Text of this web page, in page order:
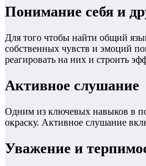
Понимание себя и
Для того чтобы найти общий
собственных чувств и эмоций
реагировать на них и строить
Активное слушание
Одним из ключевых навыков в
окраску. Активное слушание
Уважение и